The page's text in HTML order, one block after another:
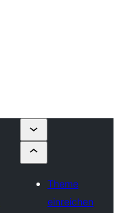
Theme
einreichen